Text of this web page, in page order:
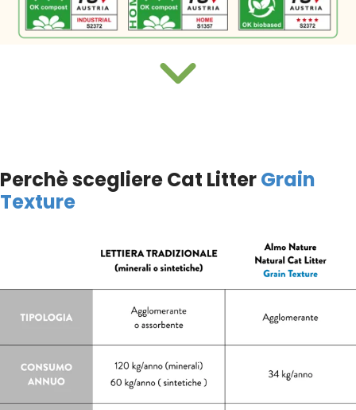
Perchè scegliere Cat LitterGrain
Texture